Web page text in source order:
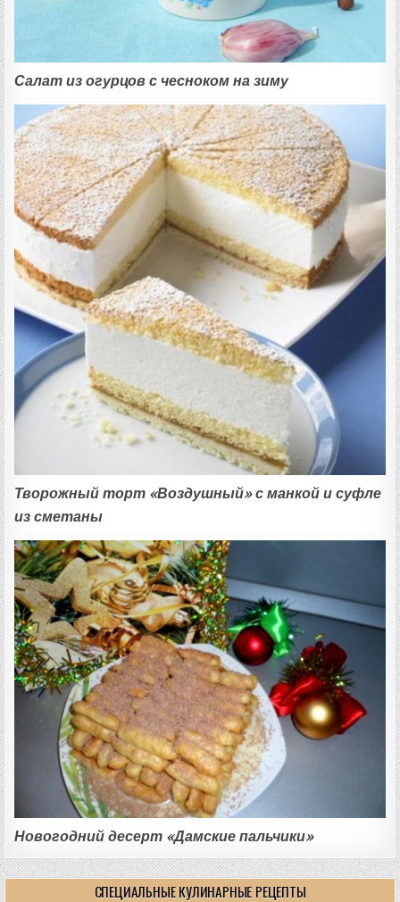
Салат из огурцов с чесноком на зиму
Творожный торт «Воздушный» с манкой и суфле
из сметаны
Новогодний десерт «Дамские пальчики»
СПЕЦИАЛЬНЫЕ КУЛИНАРНЫЕ РЕЦЕПТЫ